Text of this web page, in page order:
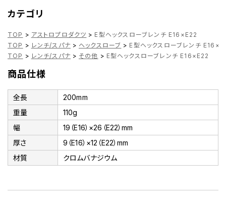
カテゴリ
TOP > アストロプロダクツ > E型ヘックスローブレンチ E16×E22
TOP > レンチ/スパナ > ヘックスローブ > E型ヘックスローブレンチ
TOP > レンチ/スパナ > その他 > E型ヘックスローブレンチ E16×E22
商品仕様
全長
200mm
重量
110g
幅
19（E16）×26（E22）mm
厚さ
9（E16）×12（E22）mm
材質
クロムバナジウム